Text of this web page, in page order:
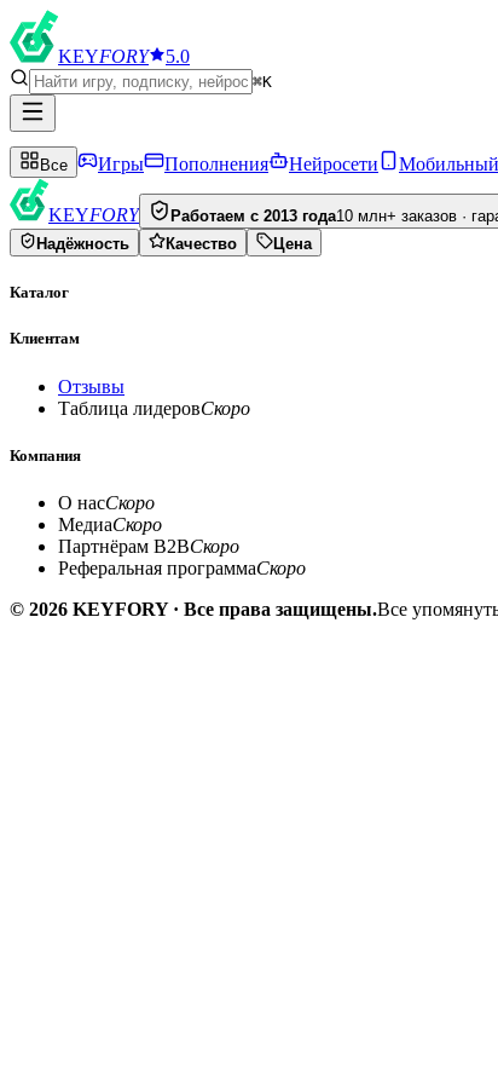
KEYFORY 5.0
⌘K
Все Игры Пополнения Нейросети
KEYFORY Работаем с 2013 года10 млн+ заказов ·
Надёжность
Качество Цена
Каталог
Клиентам
Отзывы
Таблица лидеровСкоро
Компания
О насСкоро
МедиаСкоро
Партнёрам B2BСкоро
Реферальная программаСкоро
© 2026 KEYFORY · Все права защищены.Все